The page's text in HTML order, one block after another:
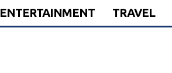
ENTERTAINMENT TRAVEL